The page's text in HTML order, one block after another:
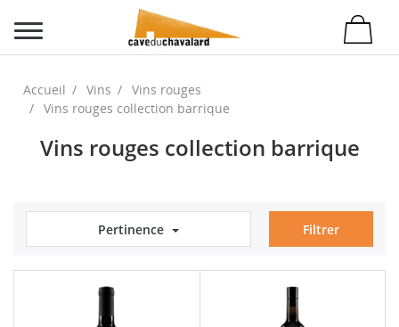
Accueil Vins
Vins rouges
Vins rouges collection barrique
Vins rouges collection barrique
Pertinence Filtrer